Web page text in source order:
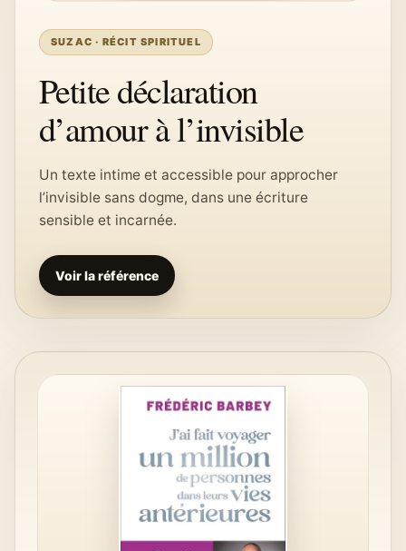
SUZAC · RÉCIT SPIRITUEL
Petite déclaration
d’amour à l’invisible
Un texte intime et accessible pour approcher
l’invisible sans dogme, dans une écriture
sensible et incarnée.
Voir la référence